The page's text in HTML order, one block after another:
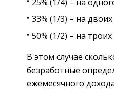
33% (1/3) – на
50% (1/2) – на троих
В этом случае
безработные
ежемесячного